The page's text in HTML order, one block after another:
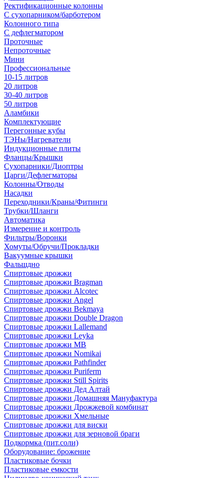
Ректификационные колонны
С сухопарником/барботером
Колонного типа
С дефлегматором
Проточные
Непроточные
Мини
Профессиональные
10-15 литров
20 литров
30-40 литров
50 литров
Аламбики
Комплектующие
Перегонные кубы
ТЭНы/Нагреватели
Индукционные плиты
Фланцы/Крышки
Сухопарники/Диоптры
Царги/Дефлегматоры
Колонны/Отводы
Насадки
Переходники/Краны/Фитинги
Трубки/Шланги
Автоматика
Измерение и контроль
Фильтры/Воронки
Хомуты/Обручи/Прокладки
Вакуумные крышки
Фальшдно
Спиртовые дрожжи
Спиртовые дрожжи Bragman
Спиртовые дрожжи Alcotec
Спиртовые дрожжи Angel
Спиртовые дрожжи Bekmaya
Спиртовые дрожжи Double Dragon
Спиртовые дрожжи Lallemand
Спиртовые дрожжи Leyka
Спиртовые дрожжи MB
Спиртовые дрожжи Nomikai
Спиртовые дрожжи Pathfinder
Спиртовые дрожжи Puriferm
Спиртовые дрожжи Still Spirits
Спиртовые дрожжи Дед Алтай
Спиртовые дрожжи Домашняя Мануфактура
Спиртовые дрожжи Дрожжевой комбинат
Спиртовые дрожжи Хмельные
Спиртовые дрожжи для виски
Спиртовые дрожжи для зерновой браги
Подкормка (пит.соли)
Оборудование: брожение
Пластиковые бочки
Пластиковые емкости